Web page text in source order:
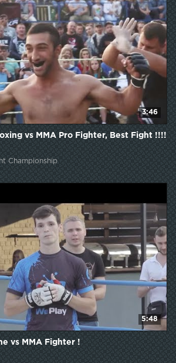
3:46
vs MMA Pro Fighter, Best Fight !!!!
Championship
5:48
vs MMA Fighter !